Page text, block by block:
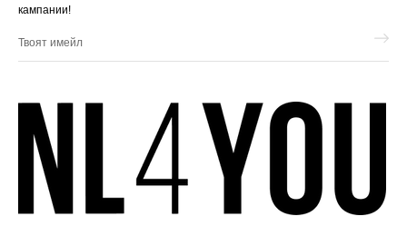
кампании!
Твоят
имейл